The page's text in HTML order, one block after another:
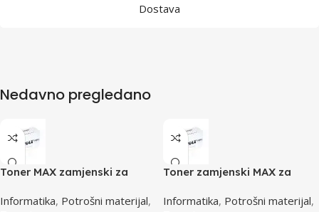
Dostava
Nedavno pregledano
Toner MAX zamjenski za
P1005/P1006, 1500 strana
Informatika, Potrošni materijal,
Toner zamjenski MAX za
P1505/M1120/M1522, 2000
Informatika, Potrošni materijal,